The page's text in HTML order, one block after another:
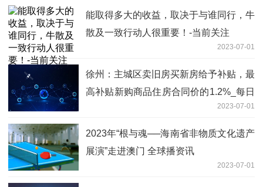
能取得多大的收益，取决于与谁同行，牛
散及一致行动人很重要！-当前关注
2023-07-01
徐州：主城区卖旧房买新房给予补贴，最
高补贴新购商品住房合同价的1.2%_每日
2023-07-01
2023年“根与魂──海南省非物质文化遗产
展演”走进澳门 全球播资讯
2023-07-01